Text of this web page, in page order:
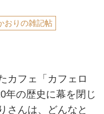
おりの雑記帖
カフェ「カフェロ
年の歴史に幕を閉じ
さんは、どんなと